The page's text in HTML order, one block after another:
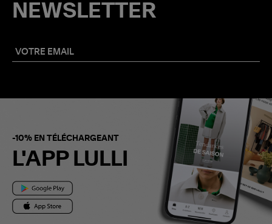
NEWSLETTER
-10% EN TÉLÉCHARGEANT
L'APP LULLI